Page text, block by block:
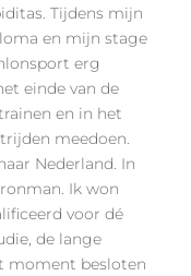
Tijdens mijn
en mijn stage
erg
einde van de
en in het
meedoen.
Nederland. In
Ik won
voor dé
de lange
moment besloten